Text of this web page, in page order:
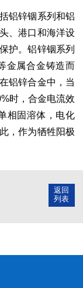
铝锌铟系列和铝
、港口和海洋设
护。铝锌铟系列
金属合金铸造而
铝锌合金中，当
时，合金电流效
相固溶体，电化
，作为牺牲阳极
返回
列表